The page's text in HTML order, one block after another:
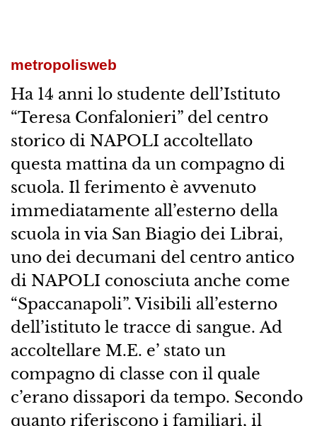
metropolisweb
Ha 14 anni lo studente dell’Istituto
“Teresa Confalonieri” del centro
storico di NAPOLI accoltellato
questa mattina da un compagno di
scuola. Il ferimento è avvenuto
immediatamente all’esterno della
scuola in via San Biagio dei Librai,
uno dei decumani del centro antico
di NAPOLI conosciuta anche come
“Spaccanapoli”. Visibili all’esterno
dell’istituto le tracce di sangue. Ad
accoltellare M.E. e’ stato un
compagno di classe con il quale
c’erano dissapori da tempo. Secondo
quanto riferiscono i familiari, il